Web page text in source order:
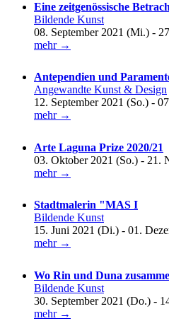
Eine zeitgenössische
Bildende Kunst
08. September 2021 (Mi.) -
mehr →
Antependien und
Angewandte Kunst & Design
12. September 2021 (So.) -
mehr →
Arte Laguna Prize 2020/21
03. Oktober 2021 (So.) - 21.
mehr →
Stadtmalerin "MAS I
Bildende Kunst
15. Juni 2021 (Di.) - 01.
mehr →
Wo Rin und Duna
Bildende Kunst
30. September 2021 (Do.) -
mehr →